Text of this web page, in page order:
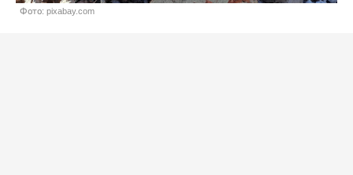
Фото: pixabay.com